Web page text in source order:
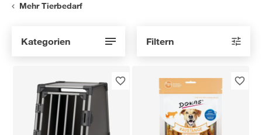
Mehr Tierbedarf
Kategorien Filtern